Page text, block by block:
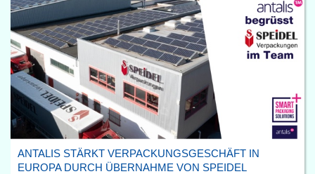
ANTALIS STÄRKT VERPACKUNGSGESCHÄFT IN
EUROPA DURCH ÜBERNAHME VON SPEIDEL